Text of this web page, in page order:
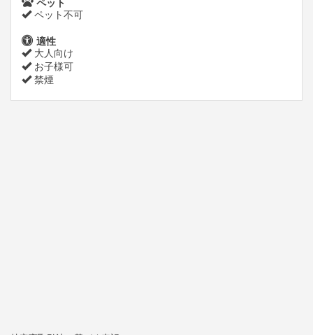
ペット
ペット不可
適性
大人向け
お子様可
禁煙